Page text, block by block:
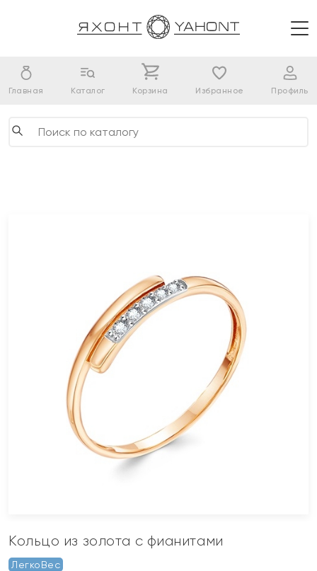
Главная Каталог Корзина Избранное Профиль
Кольцо из золота с фианитами
ЛегкоВес